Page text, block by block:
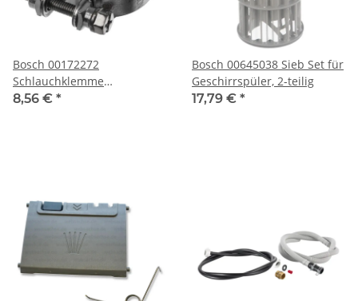
Bosch 00172272
Schlauchklemme
Durchmesser 35mm
8,56 € *
Bosch 00645038 Sieb Set für
Geschirrspüler, 2-teilig
17,79 € *